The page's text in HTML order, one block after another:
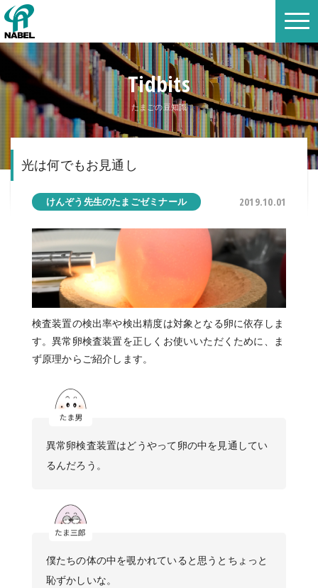
Tidbits
たまごの豆知識
光は何でもお見通し
けんぞう先生のたまごゼミナール 2019.10.01
検査装置の検出率や検出精度は対象となる卵に依存しま
す。異常卵検査装置を正しくお使いいただくために、ま
ず原理からご紹介します。
異常卵検査装置はどうやって卵の中を見通してい
るんだろう。
僕たちの体の中を覗かれていると思うとちょっと
恥ずかしいな。